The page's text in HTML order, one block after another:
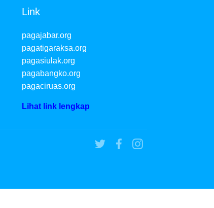
Link
pagajabar.org
pagatigaraksa.org
pagasiulak.org
pagabangko.org
pagaciruas.org
Lihat link lengkap